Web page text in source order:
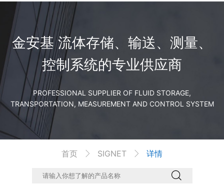
金安基 流体存储、输送、测量、
控制系统的专业供应商
PROFESSIONAL SUPPLIER OF FLUID STORAGE,
TRANSPORTATION, MEASUREMENT AND CONTROL SYSTEM
首页  SIGNET  详情
